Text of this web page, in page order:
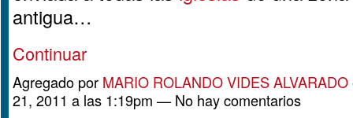
antigua…
Continuar
Agregado por MARIO ROLANDO VIDES ALVARADO
21, 2011 a las 1:19pm — No hay comentarios